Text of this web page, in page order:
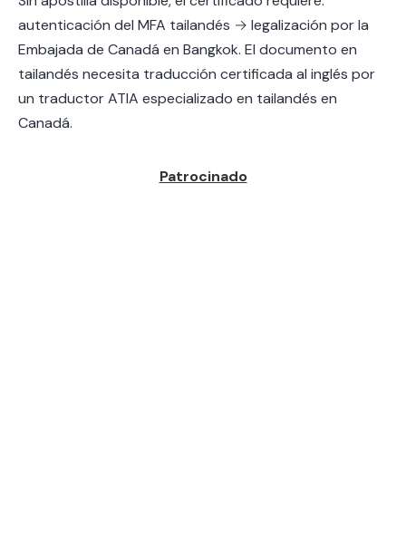
autenticación del MFA tailandés → legalización por la
Embajada de Canadá en Bangkok. El documento en
tailandés necesita traducción certificada al inglés por
un traductor ATIA especializado en tailandés en
Canadá.